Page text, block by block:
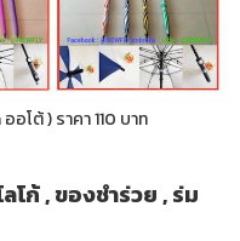
โต้ ) ราคา 110 บาท
โก้ , ของชำร่วย , ร่ม